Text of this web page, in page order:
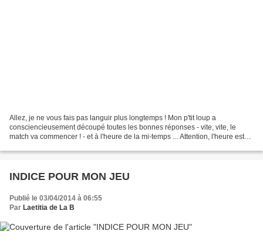
Allez, je ne vous fais pas languir plus longtemps ! Mon p'tit loup a
consciencieusement découpé toutes les bonnes réponses - vite, vite, le
match va commencer ! - et à l'heure de la mi-temps ... Attention, l'heure est
INDICE POUR MON JEU
Publié le 03/04/2014 à 06:55
Par Laetitia de La B